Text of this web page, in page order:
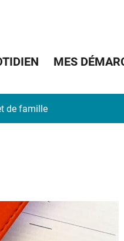
Facebook
Instagram
compte Linkedin
MES
de famille